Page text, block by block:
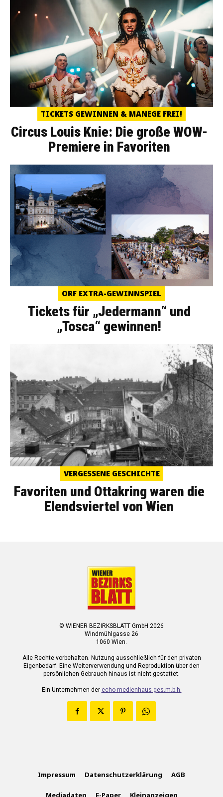
TICKETS GEWINNEN & MANEGE FREI!
Circus Louis Knie: Die große WOW-
Premiere in Favoriten
ORF EXTRA-GEWINNSPIEL
Tickets für „Jedermann“ und
„Tosca“ gewinnen!
VERGESSENE GESCHICHTE
Favoriten und Ottakring waren die
Elendsviertel von Wien
© WIENER BEZIRKSBLATT GmbH 2026
Windmühlgasse 26
1060 Wien.
Alle Rechte vorbehalten. Nutzung ausschließlich für den privaten
Eigenbedarf. Eine Weiterverwendung und Reproduktion über den
persönlichen Gebrauch hinaus ist nicht gestattet.
Ein Unternehmen der echo medienhaus ges.m.b.h.
Impressum Datenschutzerklärung AGB
Mediadaten E-Paper Kleinanzeigen